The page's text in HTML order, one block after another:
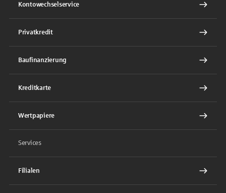
Kontowechselservice
Privatkredit
Baufinanzierung
Kreditkarte
Wertpapiere
Services
Filialen